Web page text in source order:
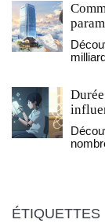
métier.
ÉTIQUETTES